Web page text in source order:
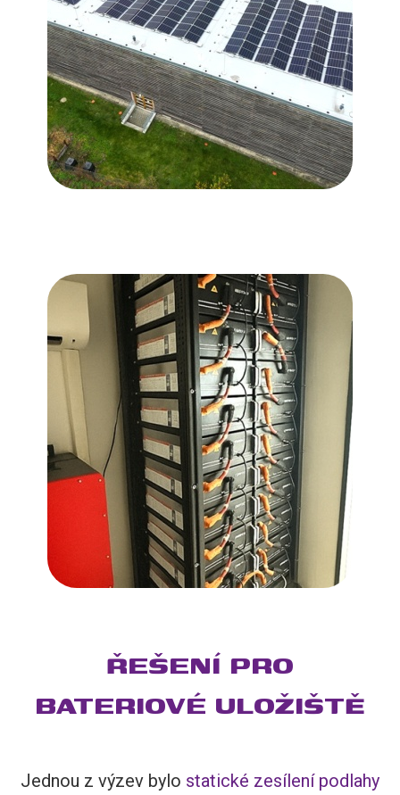
ŘEŠENÍ PRO
BATERIOVÉ ULOŽIŠTĚ
Jednou z výzev bylo statické zesílení podlahy